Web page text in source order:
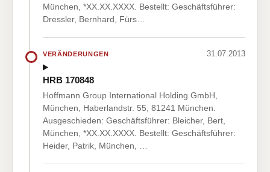
München, *XX.XX.XXXX. Bestellt: Geschäftsführer:
Dressler, Bernhard, Fürs…
VERÄNDERUNGEN 31.07.2013
HRB 170848
Hoffmann Group International Holding GmbH,
München, Haberlandstr. 55, 81241 München.
Ausgeschieden: Geschäftsführer: Bleicher, Bert,
München, *XX.XX.XXXX. Bestellt: Geschäftsführer:
Heider, Patrik, München, …